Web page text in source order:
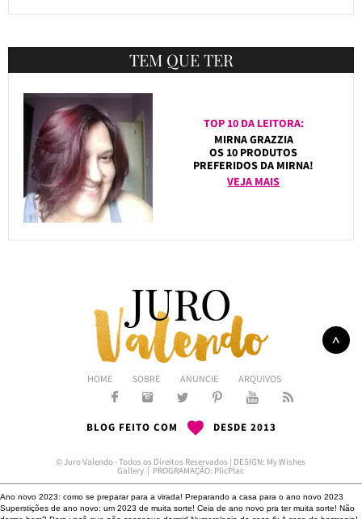
TEM QUE TER
TOP 10 DA LEITORA:
MIRNA GRAZZIA
OS 10 PRODUTOS
PREFERIDOS DA MIRNA!
VEJA MAIS
HOME SOBRE ANUNCIE ARQUIVOS
BLOG FEITO COM DESDE 2013
© Juro Valendo - Todos os Direitos Reservados | DESIGN: My Wishes
Gallery | PROGRAMAÇÃO: PlicPlac
Ano novo 2023: como se preparar para a virada! Preparando a casa para o ano novo 2023
Superstições de ano novo: um 2023 de muita sorte! Ceia de ano novo pra ter muita sorte! Não